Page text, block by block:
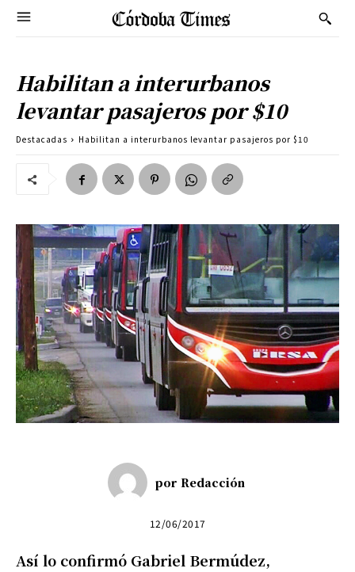
Habilitan a interurbanos
levantar pasajeros por $10
Destacadas Habilitan a interurbanos levantar pasajeros por $10
por Redacción
12/06/2017
Así lo confirmó Gabriel Bermúdez,